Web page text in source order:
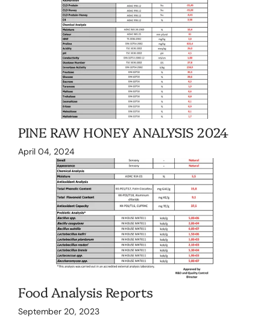
PINE RAW HONEY ANALYSIS 2024
April 04, 2024
Food Analysis Reports
September 20, 2023